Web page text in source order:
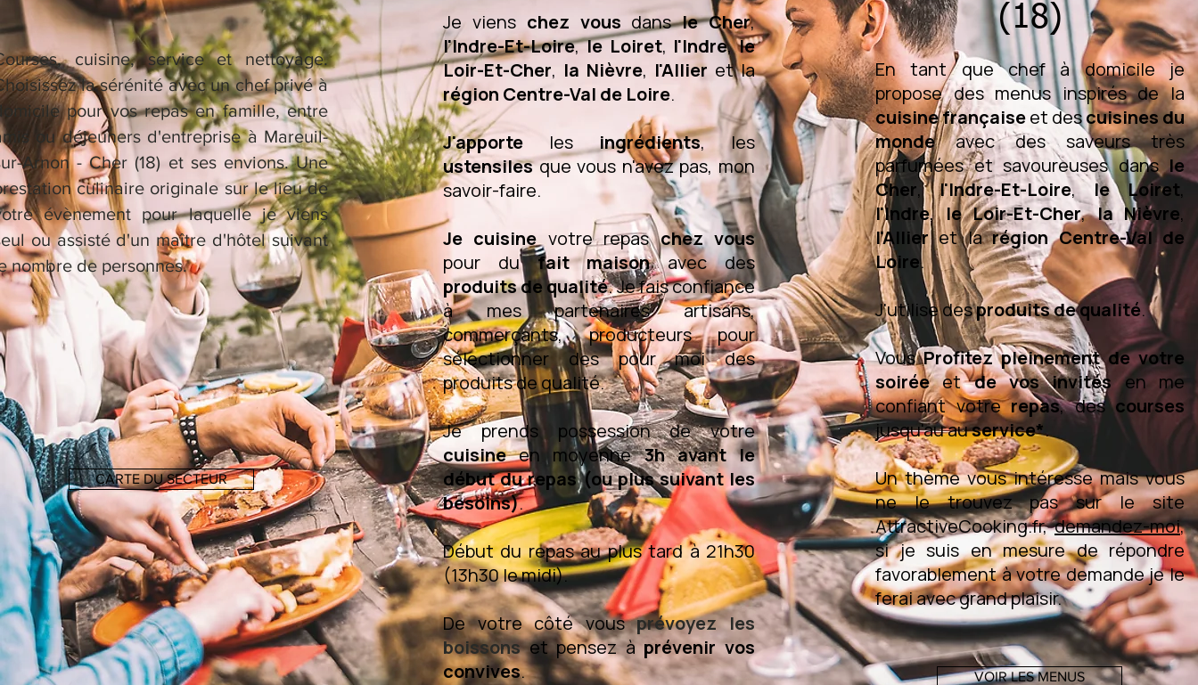
cuisine, service et nettoyage.
la sérénité avec un chef privé à
pour vos repas en famille, entre
ou déjeuners d'entreprise à Mareuil-
Arnon - Cher (18) et ses envions. Une
culinaire originale sur le lieu de
évènement pour laquelle je viens
ou assisté d'un maître d'hôtel suivant
nombre de personnes.
CARTE DU SECTEUR
Je viens chez vous dansle Cher,
l'Indre-Et-Loire,le Loiret, l'Indre,le
Loir-Et-Cher, la Nièvre, l'Allier et la
région Centre-Val de Loire.
J'apporte lesingrédients, les
ustensilesque vous n'avez pas, mon
savoir-faire.
Je cuisinevotre repaschez vous
pour dufait maisonavec des
produits de qualité. Je fais confiance
à mes partenaires artisans,
commerçants, producteurs pour
sélectionner des pour moi des
produits de qualité.
Je prends possession de votre
cuisineen moyenne3h avant le
début du repas (ou plus suivant les
besoins).
Début du repas au plus tard à 21h30
(13h30 le midi).
De votre côté vousprévoyez les
boissonset pensez àprévenir vos
convives.
(18)
En tant que chef à domicile je
propose des menus inspirés de la
cuisine françaiseet descuisines du
mondeavec des saveurs très
parfumées et savoureuses dans le
Cher,l'Indre-Et-Loire, le Loiret,
l'Indre,le Loir-Et-Cher,la Nièvre,
l'Allieret larégion Centre-Val de
Loire.
J'utilise desproduits de qualité.
VousProfitez pleinement de votre
soiréeetde vos invitésen me
confiant votrerepas, descourses
jusqu'au auservice*.
Un thème vous intéresse mais vous
ne le trouvez pas sur le site
AttractiveCooking.fr,demandez-moi,
si je suis en mesure de répondre
favorablement à votre demande je le
ferai avec grand plaisir.
VOIR LES MENUS